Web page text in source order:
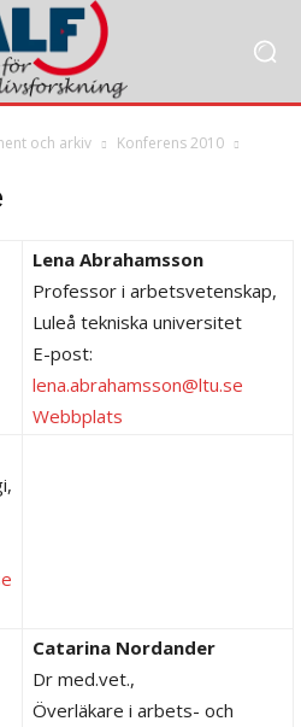
och arkiv
Konferens 2010
Lena Abrahamsson
Professor i arbetsvetenskap,
Luleå tekniska universitet
E-post:
lena.abrahamsson@ltu.se
Webbplats
Catarina Nordander
Dr med.vet.,
Överläkare i arbets- och